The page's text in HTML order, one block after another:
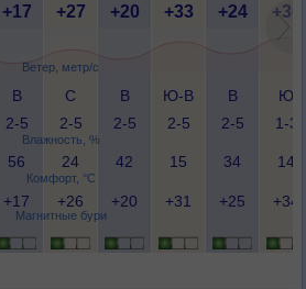
Ветер, метр/с
Влажность, %
Комфорт, °C
Магнитные бури
+17 +27 +20 +33 +24 +36
В
2-5
С
2-5
В
2-5
Ю-В
2-5
В
2-5
Ю
1-3
56 24 42 15 34 14
+17 +26 +20 +31 +25 +34